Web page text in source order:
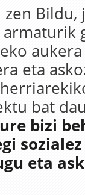
eta
bat
bizi
eta